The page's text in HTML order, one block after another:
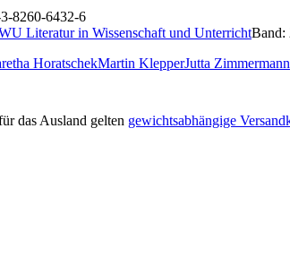
8260-6432-6
Literatur in Wissenschaft und Unterricht
HoratschekMartin KlepperJutta Zimmermann
das Ausland gelten gewichtsabhängige